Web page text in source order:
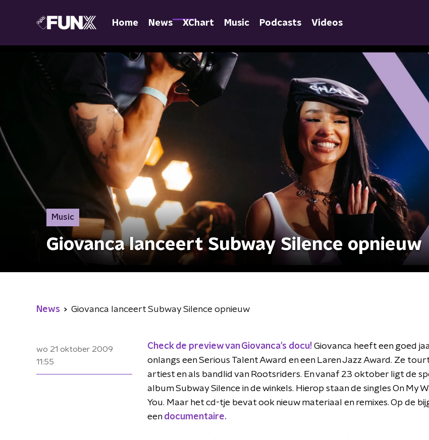
Home News XChart Music Podcasts Videos
Music
Giovanca lanceert Subway Silence opnieuw
News Giovanca lanceert Subway Silence opnieuw
wo 21 oktober 2009
11:55
Check de preview van Giovanca's docu! Giovanca heeft een goed
onlangs een Serious Talent Award en een Laren Jazz Award. Ze
artiest en als bandlid van Rootsriders. En vanaf 23 oktober ligt de
album Subway Silence in de winkels. Hierop staan de singles On My
You. Maar het cd-tje bevat ook nieuw materiaal en remixes. Op de
een documentaire.